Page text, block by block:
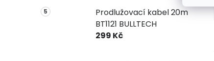
Prodlužovací kabel 20m
BT1121 BULLTECH
299 Kč